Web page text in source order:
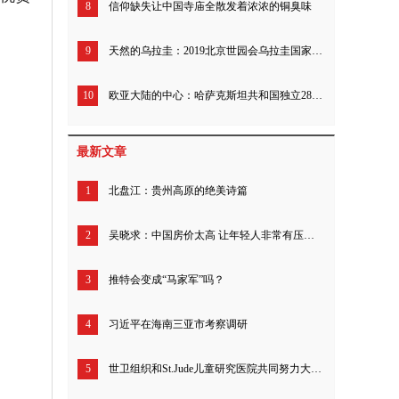
8 信仰缺失让中国寺庙全散发着浓浓的铜臭味
9 天然的乌拉圭：2019北京世园会乌拉圭国家日庆祝活动举行
10 欧亚大陆的中心：哈萨克斯坦共和国独立28周年招待会在京举行
最新文章
1 北盘江：贵州高原的绝美诗篇
2 吴晓求：中国房价太高 让年轻人非常有压力 透支了几代人的财富
3 推特会变成“马家军”吗？
4 习近平在海南三亚市考察调研
5 世卫组织和St.Jude儿童研究医院共同努力大幅增加全球儿童癌症药物获取